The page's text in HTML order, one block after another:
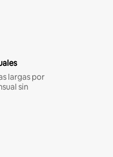
largas por
sin